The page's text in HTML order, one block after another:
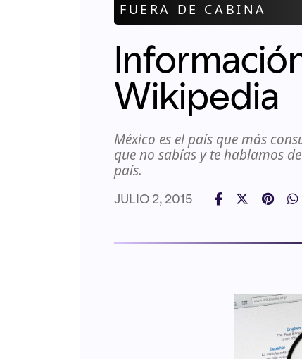
FUERA DE CABINA
Wikipedia
México es el país que más
que no sabías y te hablamos
país.
JULIO 2, 2015